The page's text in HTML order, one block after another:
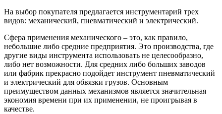
На выбор покупателя предлагается инструментарий трех
видов: механический, пневматический и электрический.
Сфера применения механического – это, как правило,
небольшие либо средние предприятия. Это производства, где
другие виды инструмента использовать не целесообразно,
либо нет возможности. Для средних либо больших заводов
или фабрик прекрасно подойдет инструмент пневматический
и электрический для обвязки грузов. Основным
преимуществом данных механизмов является значительная
экономия времени при их применении, не проигрывая в
качестве.